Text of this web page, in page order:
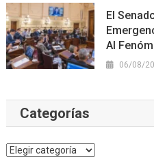
El
Al
06/08/
Categorías
Categorías